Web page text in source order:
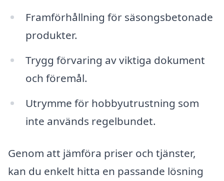
Framförhållning för säsongsbetonade
produkter.
Trygg förvaring av viktiga dokument
och föremål.
Utrymme för hobbyutrustning som
inte används regelbundet.
Genom att jämföra priser och tjänster,
kan du enkelt hitta en passande lösning